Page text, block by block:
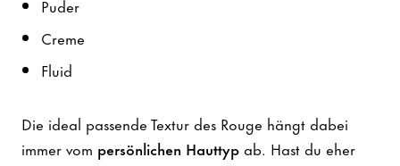
Puder
Creme
Fluid
Die ideal passende Textur des Rouge hängt dabei
immer vom persönlichen Hauttyp ab. Hast du eher